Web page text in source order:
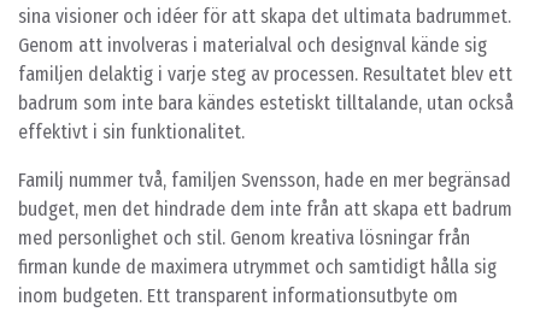
sina visioner och idéer för att skapa det ultimata badrummet.
Genom att involveras i materialval och designval kände sig
familjen delaktig i varje steg av processen. Resultatet blev ett
badrum som inte bara kändes estetiskt tilltalande, utan också
effektivt i sin funktionalitet.
Familj nummer två, familjen Svensson, hade en mer begränsad
budget, men det hindrade dem inte från att skapa ett badrum
med personlighet och stil. Genom kreativa lösningar från
firman kunde de maximera utrymmet och samtidigt hålla sig
inom budgeten. Ett transparent informationsutbyte om